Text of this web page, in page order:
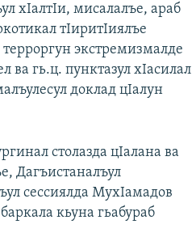
хIалтIи, мисалалъе, араб
тIиритIиялъе
экстремизмалде
гь.ц. пунктазул хIасилал
доклад цIалун
столазда цIалана ва
Дагъистаналъул
сессиялда МухIамадов
кьуна гьабураб